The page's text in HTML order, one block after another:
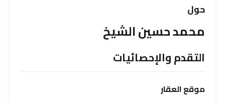
حول
محمد حسين الشيخ
التقدم والإحصائيات
موقعالعقار